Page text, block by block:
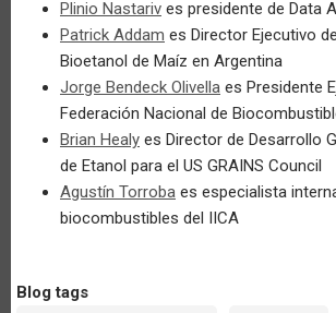
Plinio Nastariv es presidente de Data
Patrick Addam es Director Ejecutivo
Bioetanol de Maíz en Argentina
Jorge Bendeck Olivella es Presidente
Federación Nacional de
Brian Healy es Director de Desarrollo
de Etanol para el US GRAINS Council
Agustín Torroba es especialista
biocombustibles del IICA
Blog tags